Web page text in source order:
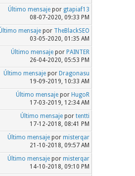
Último mensajepor gtapiaf13
08-07-2020, 09:33 PM
mensajepor TheBlackSEO
03-05-2020, 01:35 AM
Último mensajepor PAINTER
26-04-2020, 05:53 PM
Último mensajepor Dragonasu
19-09-2019, 10:33 AM
Último mensajepor HugoR
17-03-2019, 12:34 AM
Último mensajepor tentti
17-12-2018, 08:41 PM
Último mensajepor misterqar
21-10-2018, 09:57 AM
Último mensajepor misterqar
14-10-2018, 09:10 PM